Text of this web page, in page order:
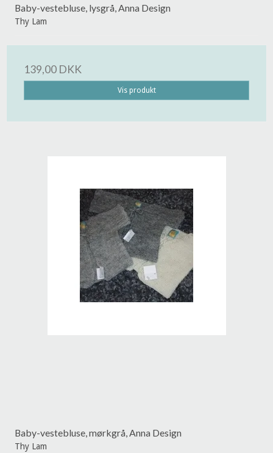
Baby-vestebluse, lysgrå, Anna Design
Thy Lam
139,00 DKK
Vis produkt
Baby-vestebluse, mørkgrå, Anna Design
Thy Lam